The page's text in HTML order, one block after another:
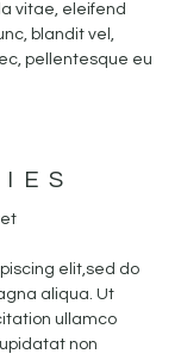
vitae, eleifend
blandit vel,
pellentesque eu
elit,sed do
aliqua. Ut
ullamco
non